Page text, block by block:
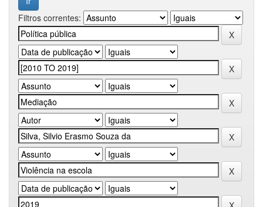
Filtros correntes: